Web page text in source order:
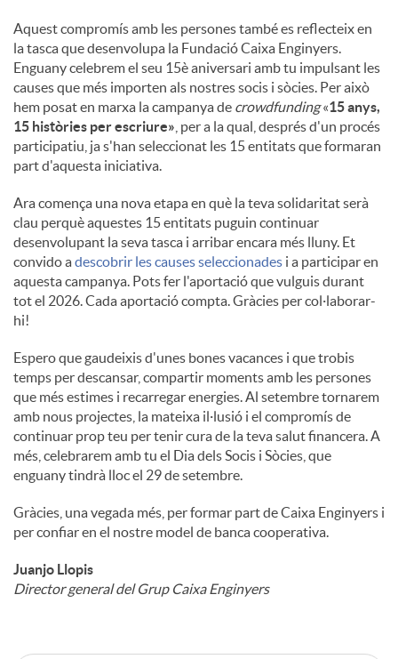
Aquest compromís amb les persones també es reflecteix en
la tasca que desenvolupa la Fundació Caixa Enginyers.
Enguany celebrem el seu 15è aniversari amb tu impulsant les
causes que més importen als nostres socis i sòcies. Per això
hem posat en marxa la campanya de crowdfunding«15 anys,
15 històries per escriure» , per a la qual, després d'un procés
participatiu, ja s'han seleccionat les 15 entitats que formaran
part d'aquesta iniciativa.
Ara comença una nova etapa en què la teva solidaritat serà
clau perquè aquestes 15 entitats puguin continuar
desenvolupant la seva tasca i arribar encara més lluny. Et
convido adescobrir les causes seleccionades i a participar en
aquesta campanya. Pots fer l'aportació que vulguis durant
tot el 2026. Cada aportació compta. Gràcies per col·laborar-
hi!
Espero que gaudeixis d'unes bones vacances i que trobis
temps per descansar, compartir moments amb les persones
que més estimes i recarregar energies. Al setembre tornarem
amb nous projectes, la mateixa il·lusió i el compromís de
continuar prop teu per tenir cura de la teva salut financera. A
més, celebrarem amb tu el Dia dels Socis i Sòcies, que
enguany tindrà lloc el 29 de setembre.
Gràcies, una vegada més, per formar part de Caixa Enginyers i
per confiar en el nostre model de banca cooperativa.
Juanjo Llopis
Director general del Grup Caixa Enginyers